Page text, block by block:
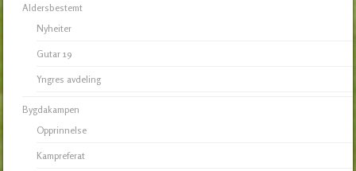
Aldersbestemt
Nyheiter
Gutar 19
Yngres avdeling
Bygdakampen
Opprinnelse
Kampreferat